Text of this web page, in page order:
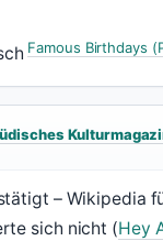
Famous Birthdays
– Wikipedia
sich nicht (Hey